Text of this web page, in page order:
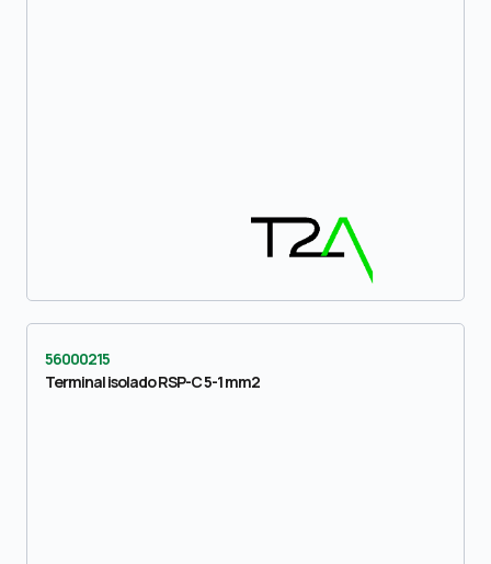
56000215
Terminal isolado RSP-C 5-1 mm2